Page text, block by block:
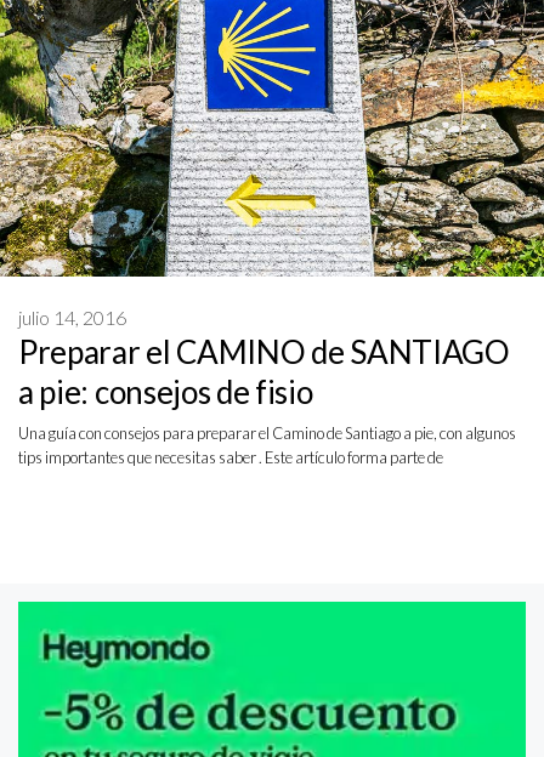
Preparar el CAMINO de SANTIAGO
a pie: consejos de fisio
julio 14, 2016
Una guía con consejos para preparar el Camino de Santiago a pie, con algunos
tips importantes que necesitas saber . Este artículo forma parte de